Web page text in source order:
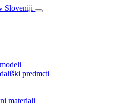
predmeti
materiali